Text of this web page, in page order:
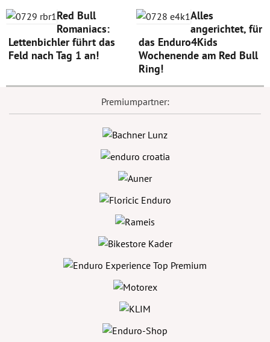
Red Bull
Romaniacs:
Lettenbichler führt das
Feld nach Tag 1 an!
Alles
angerichtet, für
das Enduro4Kids
Wochenende am Red Bull
Ring!
Premiumpartner: